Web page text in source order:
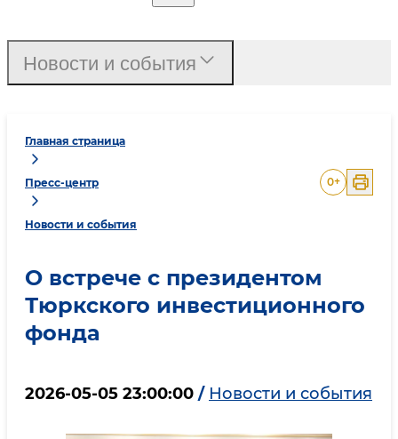
Главная страница
Пресс-центр
Новости и события
0+
О встрече с президентом
Тюркского инвестиционного
фонда
2026-05-05 23:00:00 / Новости и события
Новости и события